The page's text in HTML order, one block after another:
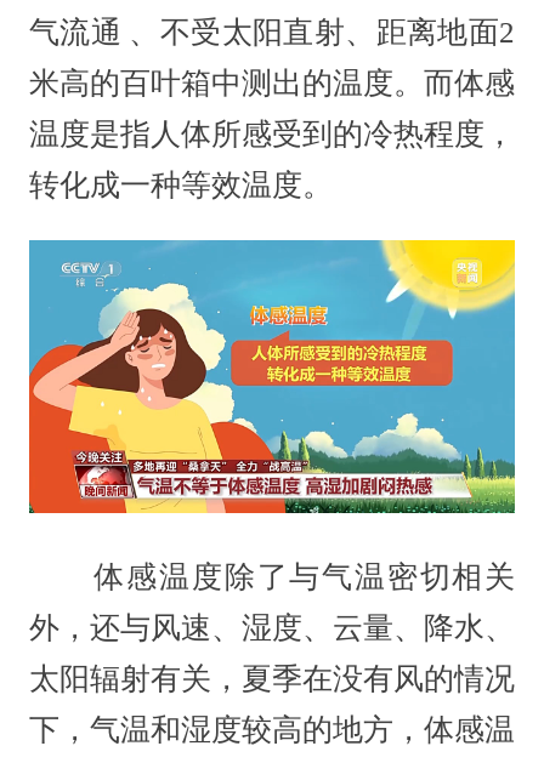
气流通 、不受太阳直射、距离地面2
米高的百叶箱中测出的温度。而体感
温度是指人体所感受到的冷热程度，
转化成一种等效温度。
体感温度除了与气温密切相关
外，还与风速、湿度、云量、降水、
太阳辐射有关，夏季在没有风的情况
下，气温和湿度较高的地方，体感温